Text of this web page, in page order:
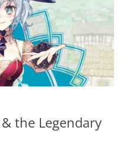
the Legendary